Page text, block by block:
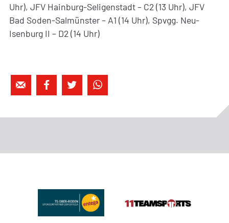
Uhr), JFV Hainburg-Seligenstadt – C2 (13 Uhr), JFV
Bad Soden-Salmünster – A1 (14 Uhr), Spvgg. Neu-
Isenburg II – D2 (14 Uhr)
   